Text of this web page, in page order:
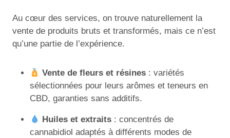
Au cœur des services, on trouve naturellement la
vente de produits bruts et transformés, mais ce n’est
qu’une partie de l’expérience.
Vente de fleurs et résines : variétés
sélectionnées pour leurs arômes et teneurs en
CBD, garanties sans additifs.
Huiles et extraits : concentrés de
cannabidiol adaptés à différents modes de